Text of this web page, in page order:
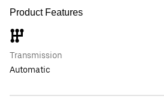
Product Features
Transmission
Automatic